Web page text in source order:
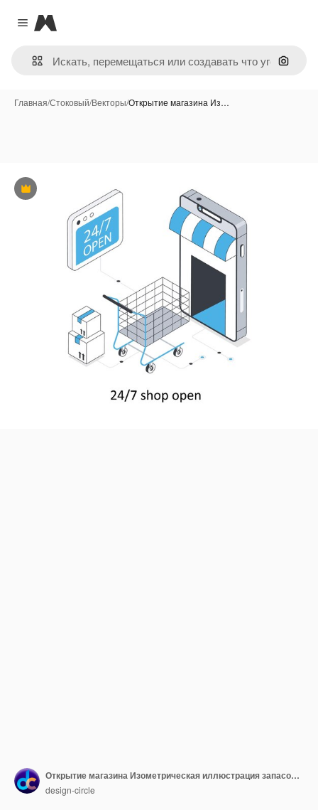
Close menu
Magnific
Поиск
Главная/Стоковый/Векторы/Открытие магазина Из…
Премиум
Открытие магазина Изометрическая иллюстрация запасов EPS Файл иллюстрации запасов 247
design-circle